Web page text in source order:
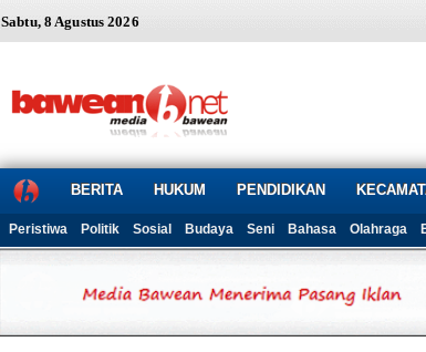
Sabtu, 8 Agustus 2026
BERITA HUKUM PENDIDIKAN
Peristiwa Politik Sosial Budaya Seni Bahasa Olahraga